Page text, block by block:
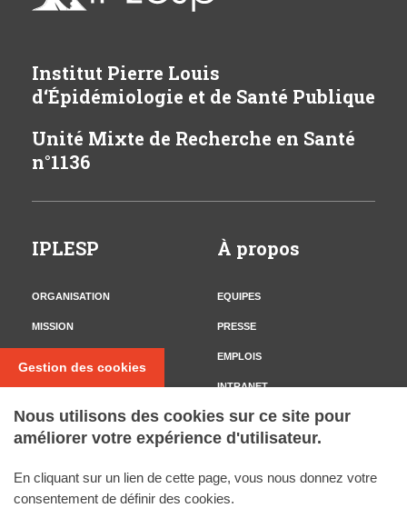
Institut Pierre Louis
d‘Épidémiologie et de Santé Publique
Unité Mixte de Recherche en Santé
n°1136
IPLESP
ORGANISATION
MISSION
À propos
EQUIPES
PRESSE
EMPLOIS
INTRANET
Nous suivre
Gestion des cookies
Nous utilisons des cookies sur ce site pour
améliorer votre expérience d'utilisateur.
En cliquant sur un lien de cette page, vous nous donnez votre
consentement de définir des cookies.